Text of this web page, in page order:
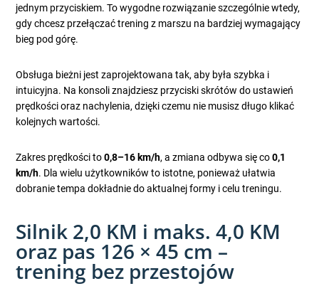
jednym przyciskiem. To wygodne rozwiązanie szczególnie wtedy,
gdy chcesz przełączać trening z marszu na bardziej wymagający
bieg pod górę.
Obsługa bieżni jest zaprojektowana tak, aby była szybka i
intuicyjna. Na konsoli znajdziesz przyciski skrótów do ustawień
prędkości oraz nachylenia, dzięki czemu nie musisz długo klikać
kolejnych wartości.
Zakres prędkości to0,8–16 km/h, a zmiana odbywa się co0,1
km/h. Dla wielu użytkowników to istotne, ponieważ ułatwia
dobranie tempa dokładnie do aktualnej formy i celu treningu.
Silnik 2,0 KM i maks. 4,0 KM
oraz pas 126 × 45 cm –
trening bez przestojów